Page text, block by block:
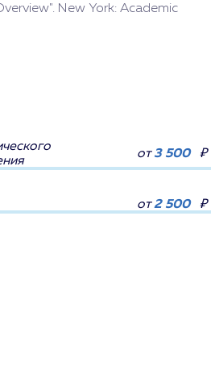
New York: Academic
от3 500 ₽
от2 500 ₽